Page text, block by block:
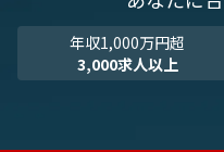
年収1,000万円超
3,000求人以上